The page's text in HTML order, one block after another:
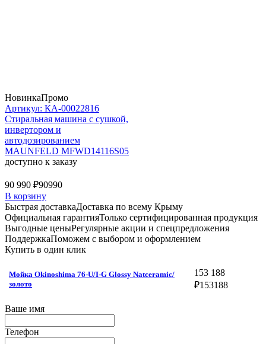
НовинкаПромо
Артикул: КА-00022816
Стиральная машина c сушкой,
инвертором и
автодозированием
MAUNFELD MFWD14116S05
доступно к заказу
90 990 ₽90990
В корзину
Быстрая доставкаДоставка по всему Крыму
Официальная гарантияТолько сертифицированная продукция
Выгодные ценыРегулярные акции и спецпредложения
ПоддержкаПоможем с выбором и оформлением
Купить в один клик
Мойка Okinoshima 76-U/I-G Glossy Natceramic/
золото
153 188
₽153188
Ваше имя
Телефон